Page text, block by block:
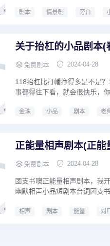
剧本 情景剧 旁白
关于抬杠的小品剧本(
免费剧本 2024-04-28
118抬杠比打幡挣得多是不是
事都得往下看，就会很快乐，
金珠 小品 剧本 老
正能量相声剧本(正
免费剧本 2024-04-28
团支书噢正能量相声剧本，我
幽默相声小品短剧本台词团支
相声 剧本 能量 对